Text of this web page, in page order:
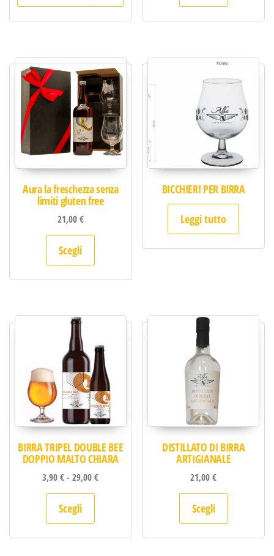
Aura la freschezza senza
limiti gluten free
21,00€
Scegli
Questo prodotto ha più varianti. Le
BICCHIERI PER BIRRA
Leggi tutto
BIRRA TRIPEL DOUBLE BEE
DOPPIO MALTO CHIARA
3,90€ - 29,00€Fascia di prezzo: da 3,90 € a 29,00 €
Scegli
Questo prodotto ha più varianti. Le
DISTILLATO DI BIRRA
ARTIGIANALE
21,00€
Scegli
Questo